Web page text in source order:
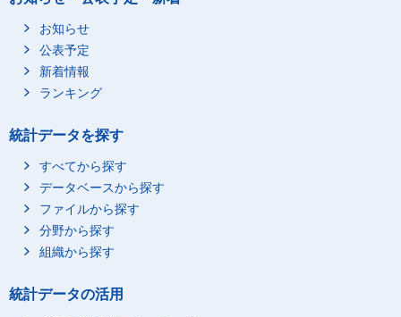
お知らせ
公表予定
新着情報
ランキング
統計データを探す
すべてから探す
データベースから探す
ファイルから探す
分野から探す
組織から探す
統計データの活用